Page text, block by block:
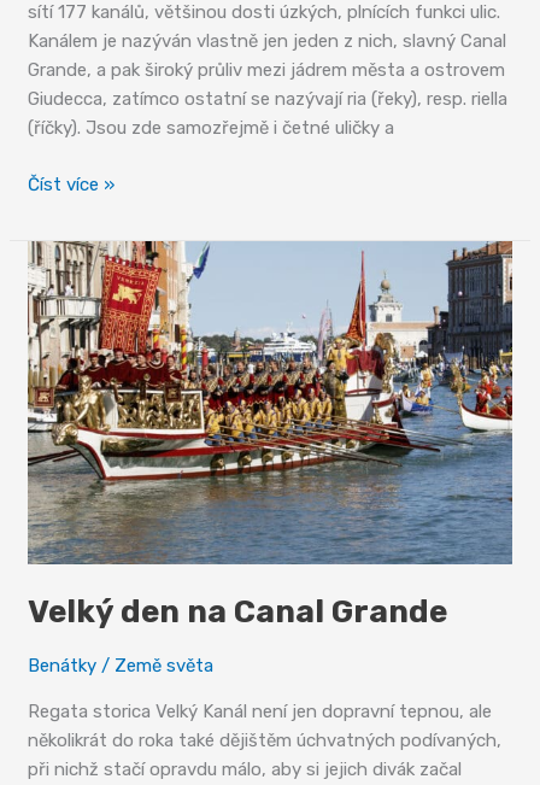
sítí 177 kanálů, většinou dosti úzkých, plnících funkci ulic.
Kanálem je nazýván vlastně jen jeden z nich, slavný Canal
Grande, a pak široký průliv mezi jádrem města a ostrovem
Giudecca, zatímco ostatní se nazývají ria (řeky), resp. riella
(říčky). Jsou zde samozřejmě i četné uličky a
Benátskou
třídou
je
Canal
Grande
Číst více »
Velký den na Canal Grande
Benátky / Země světa
Regata storica Velký Kanál není jen dopravní tepnou, ale
několikrát do roka také dějištěm úchvatných podívaných,
při nichž stačí opravdu málo, aby si jejich divák začal